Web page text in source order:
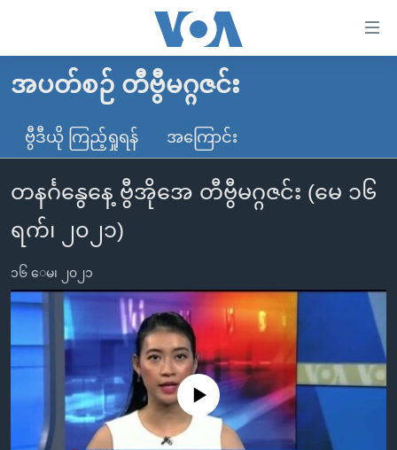
လွယ်ကူ
သည့်
များ
ပင်မ
သို့
ကျော်
ရန်
မူလစာမျက်နှာ
မြန်မာ
ကမ္ဘာ့သတင်းများ
နိုင်ငံတကာ
အမေရိကန်
အစ္စရေး-ပါလက်စတိုင်း
ဗွီဒီယို
သတင်းလွတ်လပ်ခွင့်
ရပ်ဝန်းတခု လမ်းတခု အလွန်
အင်္ဂလိပ်စာလေ့လာမယ်
အမေရိကန်သုံးအီဒီယံ
မကြေးမုံရဲ့ အင်္ဂလိပ်စာ
ရုပ်ရှင်ထဲက အင်္ဂလိပ်စာ
သုတပဒေသာ အင်္ဂလိပ်စာ
အပတ်စဉ်ကဏ္ဍများ
ရေဒီယို
ရေဒီယိုနှင့်ရုပ်သံ အချက်အလက်များ
ရေဒီယို/တီဗွီအစီအစဉ်
Learning English
အပတ်စဉ် တီဗွီမဂ္ဂဇင်း
ဗွီဒီယို ကြည့်ရှုရန် အကြောင်း
တနင်္ဂနွေနေ့ ဗွီအိုအေ တီဗွီမဂ္ဂဇင်း (မေ ၁၆
ရက်၊ ၂၀၂၁)
၁၆ ေမ၊ ၂၀၂၁
No media source currently available